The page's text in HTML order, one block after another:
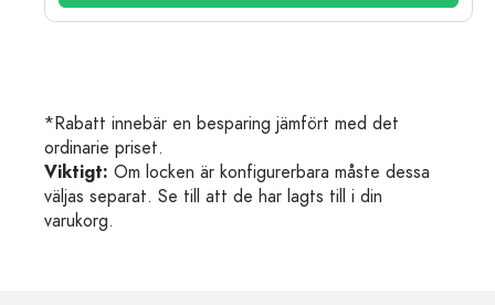
*Rabatt innebär en besparing jämfört med det
ordinarie priset.
Viktigt: Om locken är konfigurerbara måste dessa
väljas separat. Se till att de har lagts till i din
varukorg.